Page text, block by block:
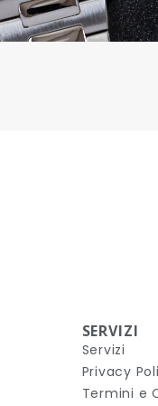
SERVIZI
Servizi
Privacy
Termini e